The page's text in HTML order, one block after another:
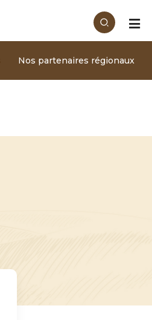
Nos partenaires régionaux